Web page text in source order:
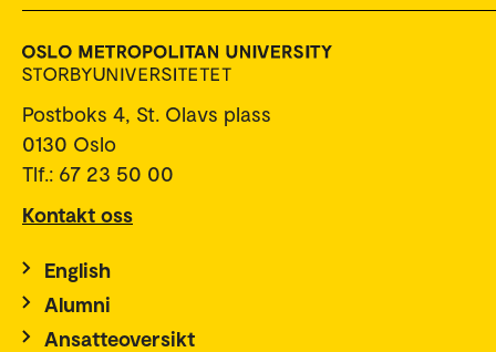
Postboks 4, St. Olavs plass
0130 Oslo
Tlf.: 67 23 50 00
Kontakt oss
English
Alumni
Ansatteoversikt